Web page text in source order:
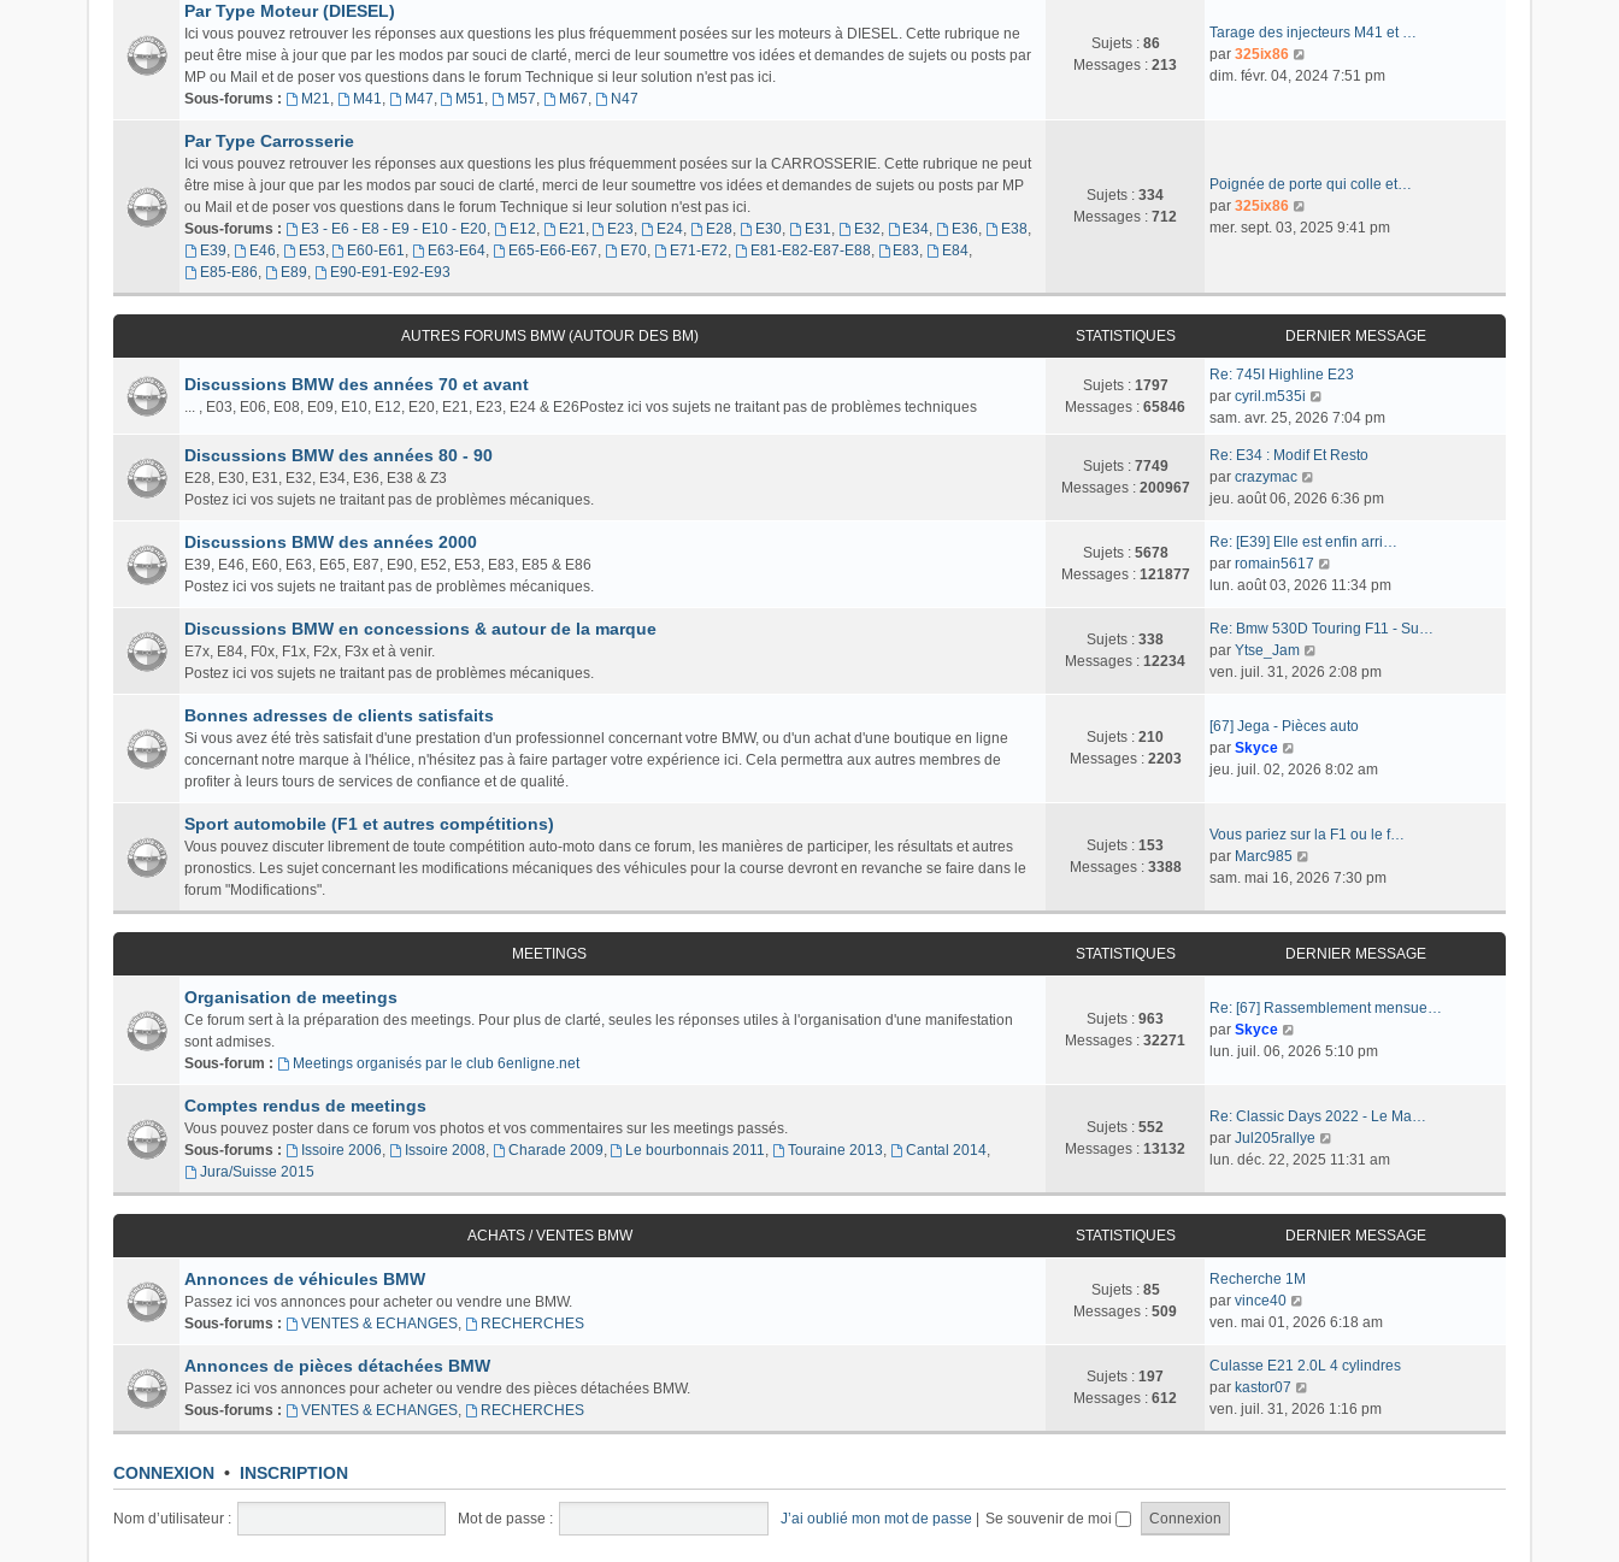
a
e
m
e
s
d
r
m
s
g
e
t
r
r
i
s
s
a
g
Par Type Moteur (DIESEL)
Ici vous pouvez retrouver les réponses aux questions les plus fréquemment posées sur les moteurs à DIESEL. Cette rubrique ne
peut être mise à jour que par les modos par souci de clarté, merci de leur soumettre vos idées et demandes de sujets ou posts par
MP ou Mail et de poser vos questions dans le forum Technique si leur solution n'est pas ici.
Sous-forums :
M21, M41, M47, M51, M57, M67, N47
Sujets : 86
Messages : 213
Tarage des injecteurs M41 et …
par 325ix86
o
t
r
d
e
r
n
i
e
r
e
s
s
g
e
dim. févr. 04, 2024 7:51 pm
Par Type Carrosserie
Ici vous pouvez retrouver les réponses aux questions les plus fréquemment posées sur la CARROSSERIE. Cette rubrique ne peut
être mise à jour que par les modos par souci de clarté, merci de leur soumettre vos idées et demandes de sujets ou posts par MP
ou Mail et de poser vos questions dans le forum Technique si leur solution n'est pas ici.
Sous-forums :
E3 - E6 - E8 - E9 - E10 - E20, E12, E21, E23, E24, E28, E30, E31, E32, E34, E36, E38,
E39, E46, E53, E60-E61, E63-E64, E65-E66-E67, E70, E71-E72, E81-E82-E87-E88, E83, E84,
E85-E86, E89, E90-E91-E92-E93
Sujets : 334
Messages : 712
Poignée de porte qui colle et…
par 325ix86
o
u
l
t
e
r
e
e
r
n
e
r
m
s
a
e
mer. sept. 03, 2025 9:41 pm
AUTRES FORUMS BMW (AUTOUR DES BM) STATISTIQUES DERNIER MESSAGE
Discussions BMW des années 70 et avant
... , E03, E06, E08, E09, E10, E12, E20, E21, E23, E24 & E26Postez ici vos sujets ne traitant pas de problèmes techniques
Sujets : 1797
Messages : 65846
Re: 745I Highline E23
par cyril.m535i
o
s
l
e
r
l
d
r
i
r
s
a
e
sam. avr. 25, 2026 7:04 pm
Discussions BMW des années 80 - 90
E28, E30, E31, E32, E34, E36, E38 & Z3
Postez ici vos sujets ne traitant pas de problèmes mécaniques.
Sujets : 7749
Messages : 200967
Re: E34 : Modif Et Resto
par crazymac
o
s
u
l
e
r
l
e
n
r
e
s
s
a
g
jeu. août 06, 2026 6:36 pm
Discussions BMW des années 2000
E39, E46, E60, E63, E65, E87, E90, E52, E53, E83, E85 & E86
Postez ici vos sujets ne traitant pas de problèmes mécaniques.
Sujets : 5678
Messages : 121877
Re: [E39] Elle est enfin arri…
par romain5617
o
s
l
r
e
r
e
r
m
e
s
g
lun. août 03, 2026 11:34 pm
Discussions BMW en concessions & autour de la marque
E7x, E84, F0x, F1x, F2x, F3x et à venir.
Postez ici vos sujets ne traitant pas de problèmes mécaniques.
Sujets : 338
Messages : 12234
Re: Bmw 530D Touring F11 - Su…
par Ytse_Jam
o
u
t
l
d
e
r
n
i
r
e
a
g
e
ven. juil. 31, 2026 2:08 pm
Bonnes adresses de clients satisfaits
Si vous avez été très satisfait d'une prestation d'un professionnel concernant votre BMW, ou d'un achat d'une boutique en ligne
concernant notre marque à l'hélice, n'hésitez pas à faire partager votre expérience ici. Cela permettra aux autres membres de
profiter à leurs tours de services de confiance et de qualité.
Sujets : 210
Messages : 2203
[67] Jega - Pièces auto
par Skyce
o
u
l
t
e
e
n
r
m
e
g
jeu. juil. 02, 2026 8:02 am
Sport automobile (F1 et autres compétitions)
Vous pouvez discuter librement de toute compétition auto-moto dans ce forum, les manières de participer, les résultats et autres
pronostics. Les sujet concernant les modifications mécaniques des véhicules pour la course devront en revanche se faire dans le
forum "Modifications".
Sujets : 153
Messages : 3388
Vous pariez sur la F1 ou le f…
par Marc985
o
l
e
l
e
r
n
m
a
e
sam. mai 16, 2026 7:30 pm
MEETINGS STATISTIQUES DERNIER MESSAGE
Organisation de meetings
Ce forum sert à la préparation des meetings. Pour plus de clarté, seules les réponses utiles à l'organisation d'une manifestation
sont admises.
Sous-forum :
Meetings organisés par le club 6enligne.net
Sujets : 963
Messages : 32271
Re: [67] Rassemblement mensue…
par Skyce
o
u
l
t
e
e
r
n
e
r
m
lun. juil. 06, 2026 5:10 pm
Comptes rendus de meetings
Vous pouvez poster dans ce forum vos photos et vos commentaires sur les meetings passés.
Sous-forums :
Issoire 2006, Issoire 2008, Charade 2009, Le bourbonnais 2011, Touraine 2013, Cantal 2014,
Jura/Suisse 2015
Sujets : 552
Messages : 13132
Re: Classic Days 2022 - Le Ma…
par Jul205rallye
o
l
l
d
r
lun. déc. 22, 2025 11:31 am
ACHATS / VENTES BMW STATISTIQUES DERNIER MESSAGE
Annonces de véhicules BMW
Passez ici vos annonces pour acheter ou vendre une BMW.
Sous-forums :
VENTES & ECHANGES, RECHERCHES
Sujets : 85
Messages : 509
Recherche 1M
par vince40
o
s
u
l
t
l
ven. mai 01, 2026 6:18 am
Annonces de pièces détachées BMW
Passez ici vos annonces pour acheter ou vendre des pièces détachées BMW.
Sous-forums :
VENTES & ECHANGES, RECHERCHES
Sujets : 197
Messages : 612
Culasse E21 2.0L 4 cylindres
par kastor07
o
n
l
ven. juil. 31, 2026 1:16 pm
CONNEXION • INSCRIPTION
Nom d’utilisateur : Mot de passe : J’ai oublié mon mot de passe Se souvenir de moi